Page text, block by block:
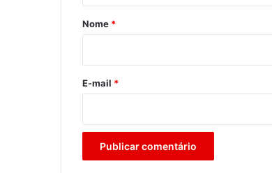
r
*
Nome *
E-mail *